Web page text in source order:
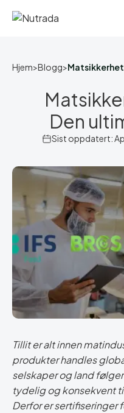
Hjem
Hjem>Blogg>
Den
Sist oppdatert:
Tillit er alt innen
produkter handles
selskaper og land
tydelig og konsekvent
Derfor er sertifiseringer